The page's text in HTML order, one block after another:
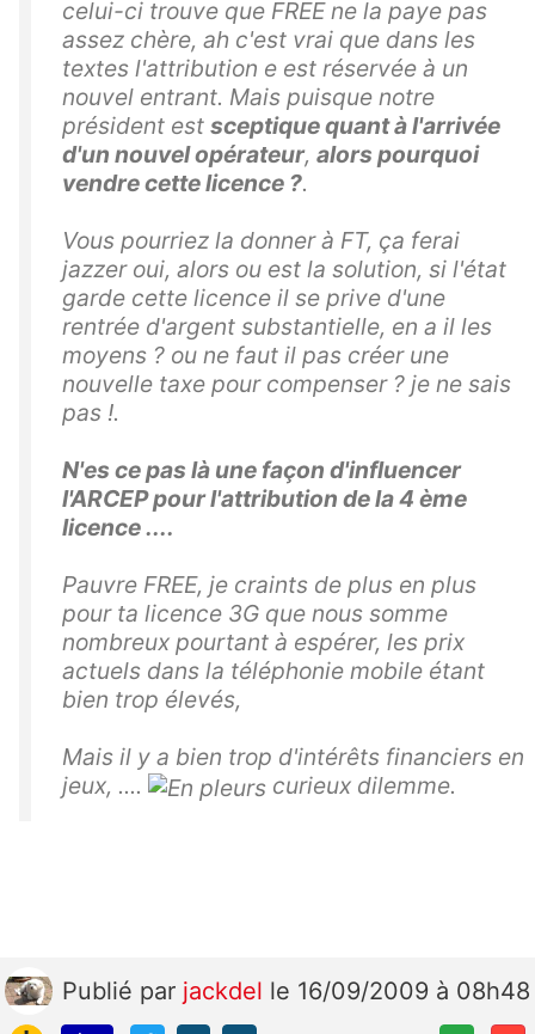
celui-ci trouve que FREE ne la paye pas
assez chère, ah c'est vrai que dans les
textes l'attribution e est réservée à un
nouvel entrant. Mais puisque notre
président est sceptique quant à l'arrivée
d'un nouvel opérateur, alors pourquoi
vendre cette licence ?.
Vous pourriez la donner à FT, ça ferai
jazzer oui, alors ou est la solution, si l'état
garde cette licence il se prive d'une
rentrée d'argent substantielle, en a il les
moyens ? ou ne faut il pas créer une
nouvelle taxe pour compenser ? je ne sais
pas !.
N'es ce pas là une façon d'influencer
l'ARCEP pour l'attribution de la 4 ème
licence ....
Pauvre FREE, je craints de plus en plus
pour ta licence 3G que nous somme
nombreux pourtant à espérer, les prix
actuels dans la téléphonie mobile étant
bien trop élevés,
Mais il y a bien trop d'intérêts financiers en
jeux, ....
curieux dilemme.
Publié par jackdel le 16/09/2009 à 08h48